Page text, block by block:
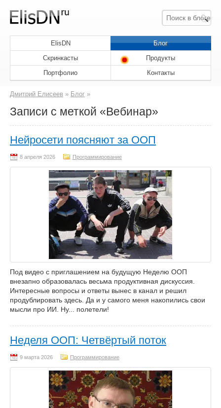
ElisDN
Блог
Скринкасты
Продукты
Портфолио
Контакты
Дмитрий Елисеев » Блог »
Записи с меткой «Вебинар»
Нейросети поясняют за ООП
Программирование
Под видео с приглашением на будущую Неделю ООП
внезапно образовалась весьма продуктивная дискуссия.
Интересные вопросы и ответы вынес в канал и решил
продублировать здесь. Да и у самого меня накопились свои
мысли про ИИ. Ну... полетели!
Неделя ООП: Четвёртый поток
Программирование